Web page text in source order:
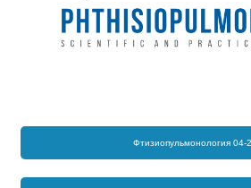
Фтизиопульмонология 04-